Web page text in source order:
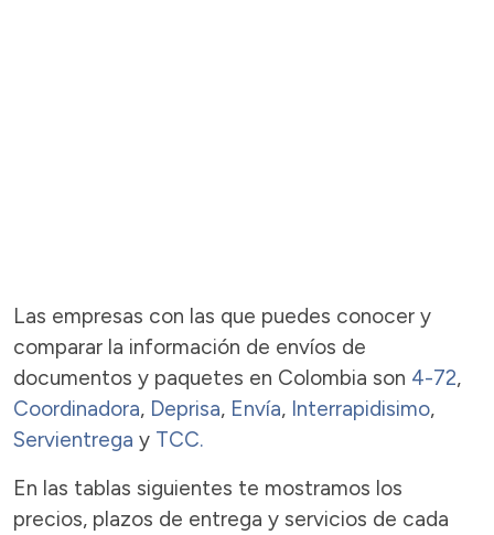
Las empresas con las que puedes conocer y
comparar la información de envíos de
documentos y paquetes en Colombia son 4-72,
Coordinadora, Deprisa, Envía, Interrapidisimo,
Servientrega y TCC.
En las tablas siguientes te mostramos los
precios, plazos de entrega y servicios de cada